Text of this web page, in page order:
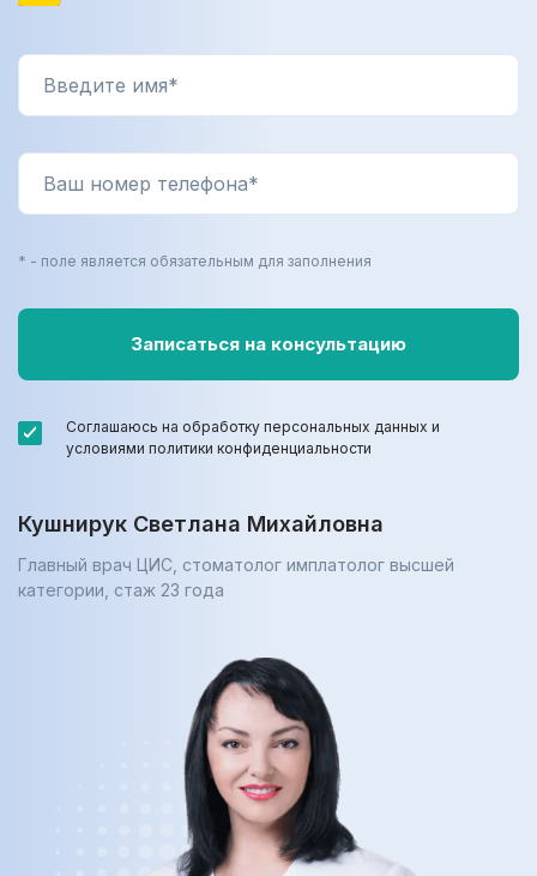
* - поле является обязательным для заполнения
Соглашаюсь на обработку персональных данных и
условиями политики конфиденциальности
Кушнирук Светлана Михайловна
Главный врач ЦИС, стоматолог имплатолог высшей
категории, cтаж 23 года